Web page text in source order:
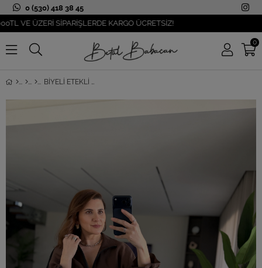
0 (530) 418 38 45
ÜZERİ SİPARİŞLERDE KARGO ÜCRETSİZ!
0
BIYELI ETEKLI TAKIM